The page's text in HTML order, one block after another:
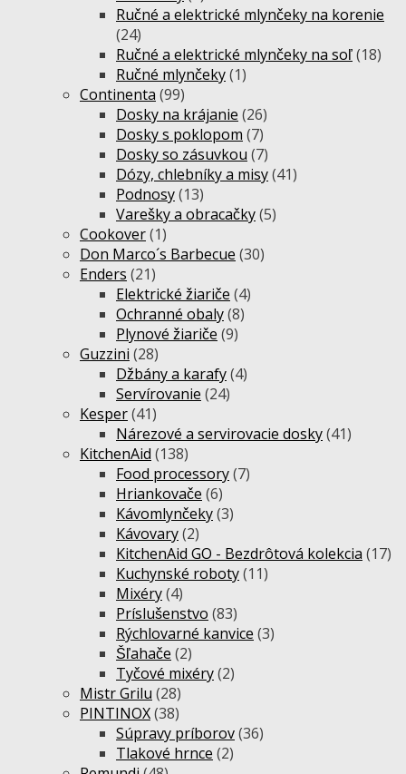
Ručné a elektrické mlynčeky na korenie
(24)
Ručné a elektrické mlynčeky na soľ(18)
Ručné mlynčeky(1)
Continenta (99)
Dosky na krájanie (26)
Dosky s poklopom (7)
Dosky so zásuvkou (7)
Dózy, chlebníky a misy(41)
Podnosy(13)
Varešky a obracačky(5)
Cookover(1)
Don Marco´s Barbecue (30)
Enders (21)
Elektrické žiariče (4)
Ochranné obaly(8)
Plynové žiariče (9)
Guzzini (28)
Džbány a karafy(4)
Servírovanie (24)
Kesper(41)
Nárezové a servirovacie dosky(41)
KitchenAid (138)
Food processory(7)
Hriankovače (6)
Kávomlynčeky(3)
Kávovary(2)
KitchenAid GO - Bezdrôtová kolekcia (17)
Kuchynské roboty(11)
Mixéry(4)
Príslušenstvo (83)
Rýchlovarné kanvice (3)
Šľahače (2)
Tyčové mixéry(2)
Mistr Grilu (28)
PINTINOX(38)
Súpravy príborov(36)
Tlakové hrnce (2)